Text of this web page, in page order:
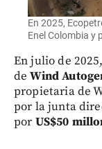
En 2025,
Enel Colombia y
En julio de 2025,
deWind
propietaria de
por la junta
por US$50